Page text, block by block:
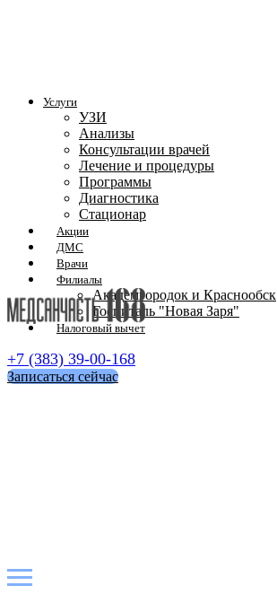
Услуги
УЗИ
Анализы
Консультации врачей
Лечение и процедуры
Программы
Диагностика
Стационар
Акции
ДМС
Врачи
Филиалы
Академгородок и Краснообск
Госпиталь "Новая Заря"
Налоговый вычет
+7 (383) 39-00-168
Записаться сейчас